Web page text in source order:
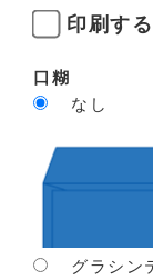
印刷する
口糊
なし
グラシン